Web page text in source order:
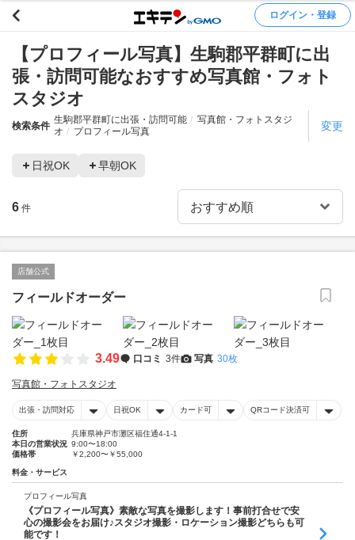
ログイン・登録
【プロフィール写真】生駒郡平群町に出
張・訪問可能なおすすめ写真館・フォト
スタジオ
検索条件
生駒郡平群町に出張・訪問可能
写真館・フォトスタジ
オ
プロフィール写真 変更
日祝OK 早朝OK
6 件
店舗公式
フィールドオーダー
3.49 口コミ 3件 写真 30枚
写真館・フォトスタジオ
出張・訪問対応 日祝OK カード可 QRコード決済可
住所
兵庫県神戸市灘区福住通4-1-1
本日の営業状況 9:00〜18:00
価格帯
￥2,200〜￥55,000
料金・サービス
プロフィール写真
《プロフィール写真》素敵な写真を撮影します！事前打合せで安
心の撮影会をお届け♪スタジオ撮影・ロケーション撮影どちらも可
能です！